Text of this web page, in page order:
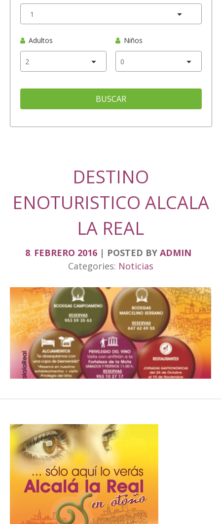
Adultos Niños
BUSCAR
DESTINO
ENOTURISTICO ALCALA
LA REAL
8. FEBRERO 2016 POSTED BY ADMIN
Categories: Noticias